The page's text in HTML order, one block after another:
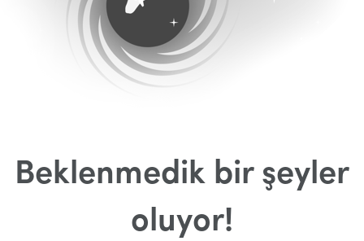
Beklenmedik bir şeyler
oluyor!